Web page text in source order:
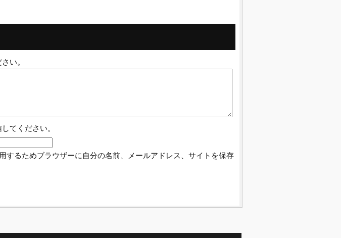
い。
てください。
するためブラウザーに自分の名前、メールアドレス、サイトを保存